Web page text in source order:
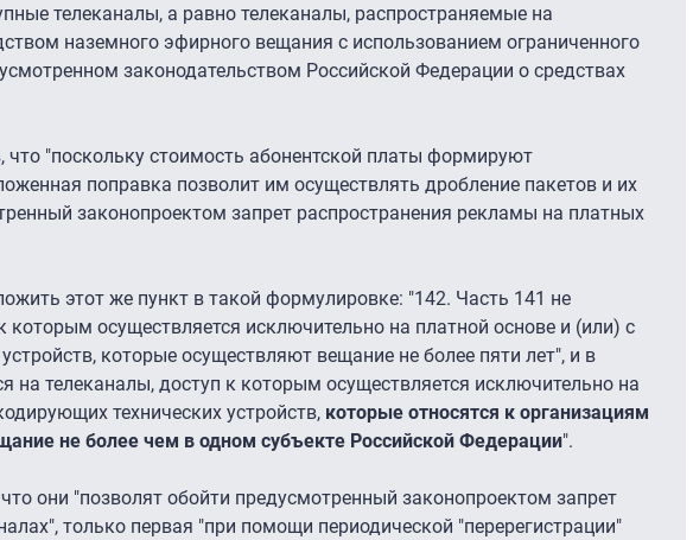
телеканалы, а равно телеканалы, распространяемые на
наземного эфирного вещания с использованием ограниченного
законодательством Российской Федерации о средствах
что "поскольку стоимость абонентской платы формируют
поправка позволит им осуществлять дробление пакетов и их
законопроектом запрет распространения рекламы на платных
этот же пункт в такой формулировке: "142. Часть 141 не
которым осуществляется исключительно на платной основе и (или) с
которые осуществляют вещание не более пяти лет", и в
на телеканалы, доступ к которым осуществляется исключительно на
технических устройств, которые относятся к организациям
не более чем в одном субъекте Российской Федерации".
они "позволят обойти предусмотренный законопроектом запрет
только первая "при помощи периодической "перерегистрации"